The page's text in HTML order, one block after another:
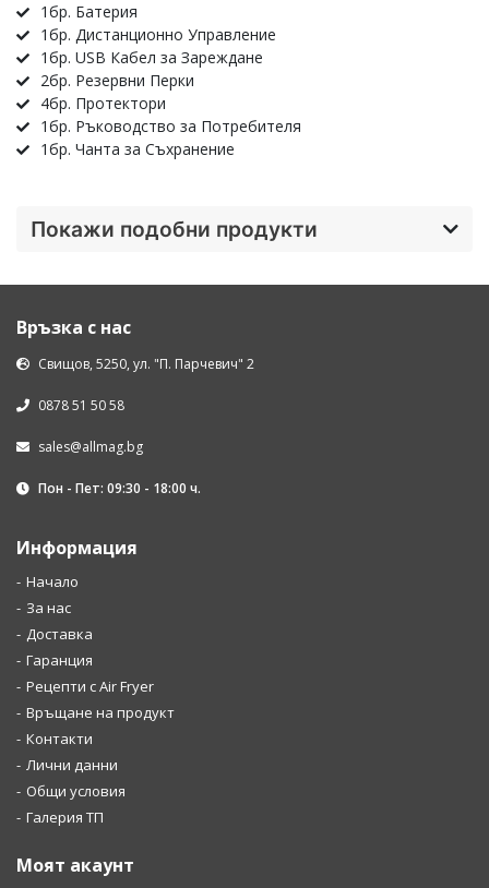
1бр. Батерия
1бр. Дистанционно Управление
1бр. USB Кабел за Зареждане
2бр. Резервни Перки
4бр. Протектори
1бр. Ръководство за Потребителя
1бр. Чанта за Съхранение
Покажи подобни продукти
Връзка с нас
Свищов, 5250, ул. "П. Парчевич" 2
0878 51 50 58
sales@allmag.bg
Пон - Пет: 09:30 - 18:00 ч.
Информация
Начало
За нас
Доставка
Гаранция
Рецепти с Air Fryer
Връщане на продукт
Контакти
Лични данни
Общи условия
Галерия ТП
Моят акаунт